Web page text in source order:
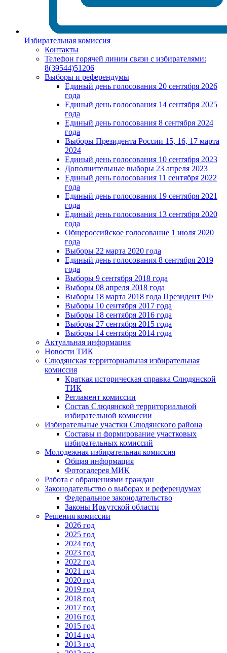
Избирательная комиссия
Контакты
Телефон горячей линии связи с избирателями:
8(39544)51206
Выборы и референдумы
Единый день голосования 20 сентября 2026
года
Единый день голосования 14 сентября 2025
года
Единый день голосования 8 сентября 2024
года
Выборы Президента России 15, 16, 17 марта
2024
Единый день голосования 10 сентября 2023
Дополнительные выборы 23 апреля 2023
Единый день голосования 11 сентября 2022
года
Единый день голосования 19 сентября 2021
года
Единый день голосования 13 сентября 2020
года
Общероссийское голосование 1 июля 2020
года
Выборы 22 марта 2020 года
Единый день голосования 8 сентября 2019
года
Выборы 9 сентября 2018 года
Выборы 08 апреля 2018 года
Выборы 18 марта 2018 года Президент РФ
Выборы 10 сентября 2017 года
Выборы 18 сентября 2016 года
Выборы 27 сентября 2015 года
Выборы 14 сентября 2014 года
Актуальная информация
Новости ТИК
Слюдянская территориальная избирательная
комиссия
Краткая историческая справка Слюдянской
ТИК
Регламент комиссии
Состав Слюдянской территориальной
избирательной комиссии
Избирательные участки Слюдянского района
Составы и формирование участковых
избирательных комиссий
Молодежная избирательная комиссия
Общая информация
Фотогалерея МИК
Работа с обращениями граждан
Законодательство о выборах и референдумах
Федеральное законодательство
Законы Иркутской области
Решения комиссии
2026 год
2025 год
2024 год
2023 год
2022 год
2021 год
2020 год
2019 год
2018 год
2017 год
2016 год
2015 год
2014 год
2013 год